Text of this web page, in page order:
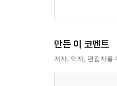
만든 이 코멘트
저자, 역자, 편집자를